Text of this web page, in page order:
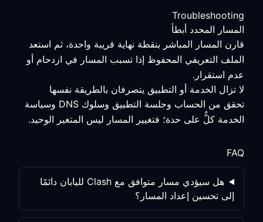
Troubleshooting
المسار المحدد أبطأ
قارن المسار المباشر بنقطة نهاية قريبة واحدة، ثم استعد
الملف التعريفي المحفوظ إذا تسبب المسار في ازدحام أو
عدم استقرار.
لا تزال الخدمة أو التطبيق يتصرفان بالطريقة نفسها
تحقق من الحساب وجلسة التطبيق وسلوك DNS وسياسة
الخدمة كلٌّ على حدة؛ فتغيير المسار ليس المتغير الوحيد.
FAQ
هل سيؤدي مسار متوافق مع Clash لليابان دائمًا
إلى تحسين إعداد المسار؟